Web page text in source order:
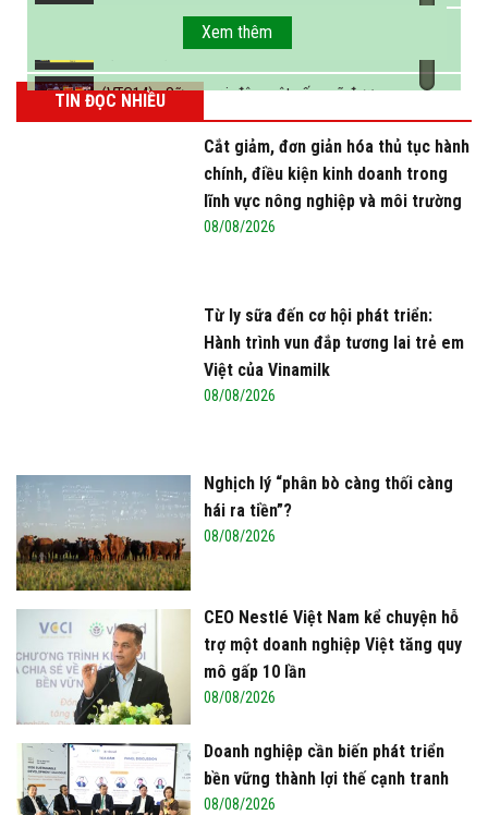
FBNC - Ngành sữa hướng tới mục tiêu 3,4 tỷ lít
sữa vào năm 2025
(VTC14) - Sữa ngoại, động vật sống sẽ được
miễn thuế nhập khẩu
Xem thêm
TIN ĐỌC NHIỀU
Cắt giảm, đơn giản hóa thủ tục hành
chính, điều kiện kinh doanh trong
lĩnh vực nông nghiệp và môi trường
08/08/2026
Từ ly sữa đến cơ hội phát triển:
Hành trình vun đắp tương lai trẻ em
Việt của Vinamilk
08/08/2026
Nghịch lý “phân bò càng thối càng
hái ra tiền”?
08/08/2026
CEO Nestlé Việt Nam kể chuyện hỗ
trợ một doanh nghiệp Việt tăng quy
mô gấp 10 lần
08/08/2026
Doanh nghiệp cần biến phát triển
bền vững thành lợi thế cạnh tranh
08/08/2026